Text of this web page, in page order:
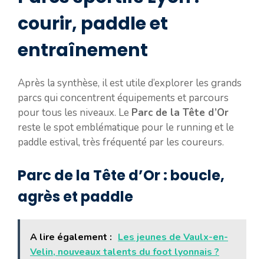
courir, paddle et
entraînement
Après la synthèse, il est utile d’explorer les grands
parcs qui concentrent équipements et parcours
pour tous les niveaux. Le Parc de la Tête d’Or
reste le spot emblématique pour le running et le
paddle estival, très fréquenté par les coureurs.
Parc de la Tête d’Or : boucle,
agrès et paddle
A lire également : Les jeunes de Vaulx-en-
Velin, nouveaux talents du foot lyonnais ?